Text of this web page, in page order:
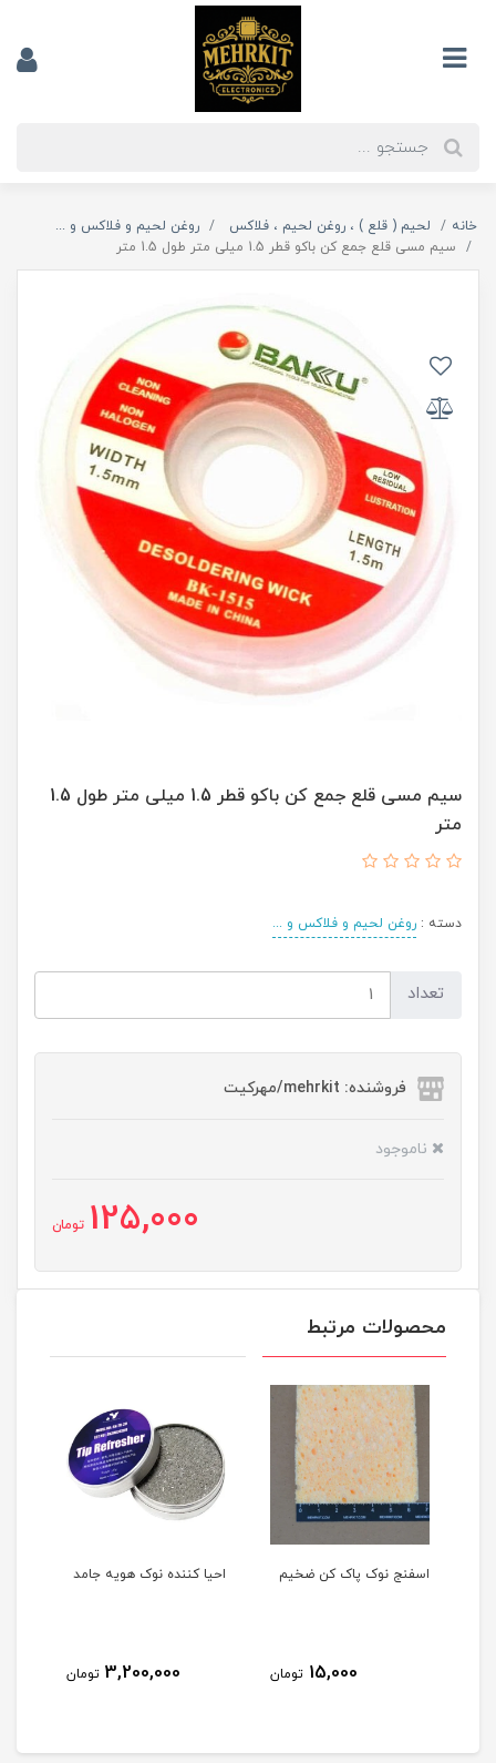
خانه لحیم ( قلع ) ، روغن لحیم ، فلاکس
روغن لحیم و فلاکس و ...
سیم مسی قلع جمع کن باکو قطر 1.5 میلی متر طول 1.5 متر
سیم مسی قلع جمع کن باکو قطر 1.5 میلی متر طول 1.5
متر
دسته : روغن لحیم و فلاکس و ...
تعداد
فروشنده: mehrkit/مهرکیت
ناموجود
125,000 تومان
محصولات مرتبط
نوک پاک کن ضخیم
تومان
احیا کننده نوک هویه جامد
تومان
خمیر فلکس